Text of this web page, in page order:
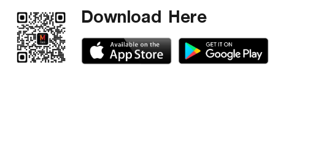
Download Here